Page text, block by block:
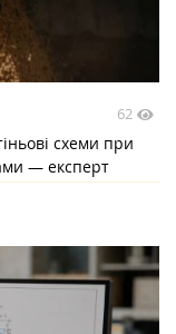
62
схеми при
— експерт